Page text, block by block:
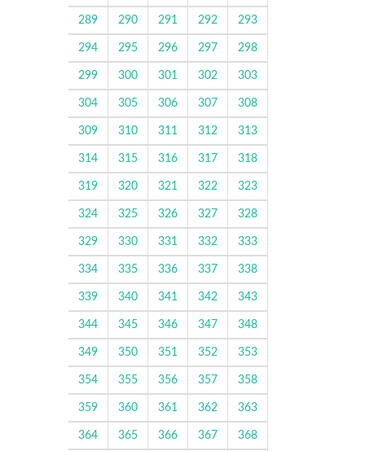
289 290 291 292 293
294 295 296 297 298
299 300 301 302 303
304 305 306 307 308
309 310 311 312 313
314 315 316 317 318
319 320 321 322 323
324 325 326 327 328
329 330 331 332 333
334 335 336 337 338
339 340 341 342 343
344 345 346 347 348
349 350 351 352 353
354 355 356 357 358
359 360 361 362 363
364 365 366 367 368